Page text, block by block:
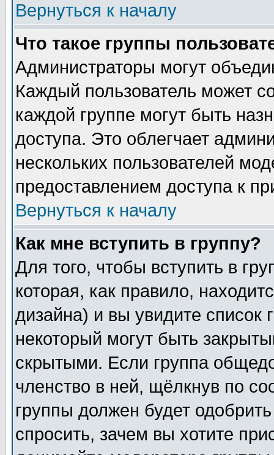
Вернуться к началу
Что такое группы
Администраторы могут
Каждый пользователь может
каждой группе могут быть
доступа. Это облегчает
нескольких пользователей
предоставлением доступа к
Вернуться к началу
Как мне вступить в группу?
Для того, чтобы вступить в
которая, как правило,
дизайна) и вы увидите список
некоторый могут быть
скрытыми. Если группа
членство в ней, щёлкнув по
группы должен будет
спросить, зачем вы хотите